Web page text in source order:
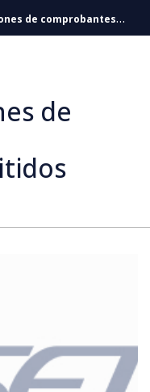
de comprobantes
de